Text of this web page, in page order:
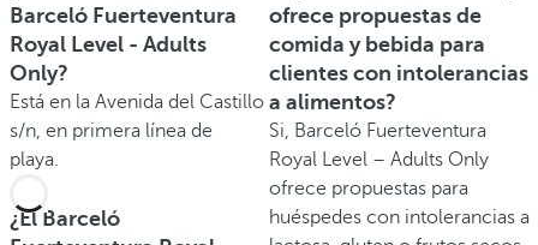
Barceló Fuerteventura
Royal Level - Adults
Only?
Está en la Avenida del Castillo
s/n, en primera línea de
playa.
¿El Barceló
ofrece propuestas de
comida y bebida para
clientes con intolerancias
a alimentos?
Si, Barceló Fuerteventura
Royal Level – Adults Only
ofrece propuestas para
huéspedes con intolerancias a